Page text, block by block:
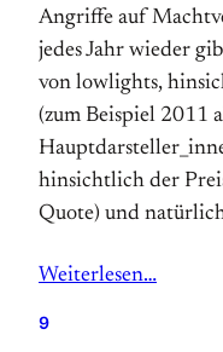
Angriffe auf
jedes Jahr wieder
von lowlights,
(zum Beispiel 2011
hinsichtlich der
Quote) und
Weiterlesen…
9